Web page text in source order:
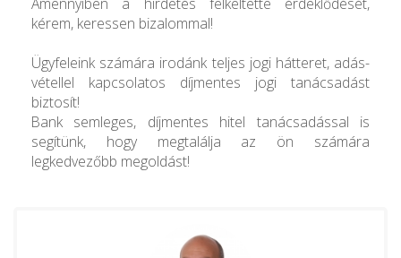
kérem, keressen bizalommal!
Ügyfeleink számára irodánk teljes jogi hátteret, adás-
vétellel kapcsolatos díjmentes jogi tanácsadást
biztosít!
Bank semleges, díjmentes hitel tanácsadással is
segítünk, hogy megtalálja az ön számára
legkedvezőbb megoldást!